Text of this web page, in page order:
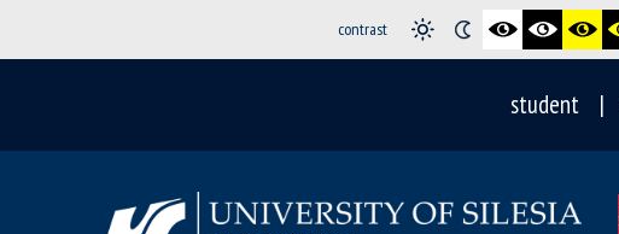
contrast
student